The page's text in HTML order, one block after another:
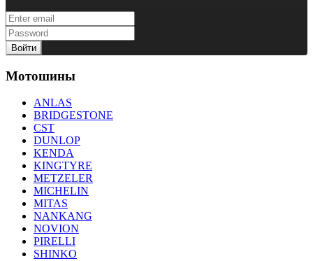
Войти
Мотошины
ANLAS
BRIDGESTONE
CST
DUNLOP
KENDA
KINGTYRE
METZELER
MICHELIN
MITAS
NANKANG
NOVION
PIRELLI
SHINKO